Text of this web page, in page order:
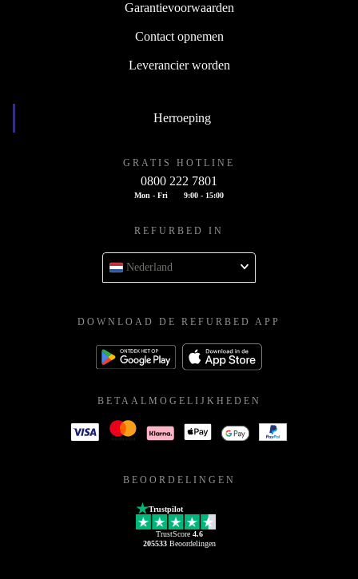
Garantievoorwaarden
Contact opnemen
Leverancier worden
Herroeping
GRATIS HOTLINE
0800 222 7801
Mon - Fri 9:00 - 15:00
REFURBED IN
Nederland
DOWNLOAD DE REFURBED APP
BETAALMOGELIJKHEDEN
BEOORDELINGEN
Trustpilot
TrustScore 4.6
205533Beoordelingen